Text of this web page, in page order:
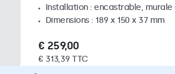
Installation : encastrable, murale
Dimensions : 189 x 150 x 37 mm
€ 259,00
€ 313,39 TTC